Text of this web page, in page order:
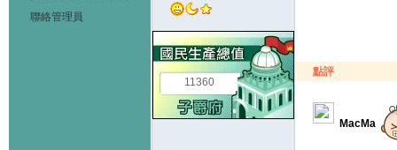
聯絡管理員
11360
點評
MacMa